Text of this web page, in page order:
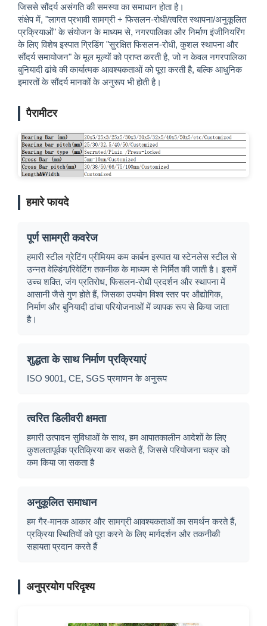
जिससे सौंदर्य असंगति की समस्या का समाधान होता है।
संक्षेप में, "लागत प्रभावी सामग्री + फिसलन-रोधी/त्वरित स्थापना/अनुकूलित
प्रक्रियाओं" के संयोजन के माध्यम से, नगरपालिका और निर्माण इंजीनियरिंग
के लिए विशेष इस्पात ग्रिडिंग "सुरक्षित फिसलन-रोधी, कुशल स्थापना और
सौंदर्य समायोजन" के मूल मूल्यों को प्राप्त करती है, जो न केवल नगरपालिका
बुनियादी ढांचे की कार्यात्मक आवश्यकताओं को पूरा करती है, बल्कि आधुनिक
इमारतों के सौंदर्य मानकों के अनुरूप भी होती है।
पैरामीटर
हमारे फायदे
पूर्ण सामग्री कवरेज
हमारी स्टील ग्रेटिंग प्रीमियम कम कार्बन इस्पात या स्टेनलेस स्टील से
उन्नत वेल्डिंग/रिवेटिंग तकनीक के माध्यम से निर्मित की जाती है। इसमें
उच्च शक्ति, जंग प्रतिरोध, फिसलन-रोधी प्रदर्शन और स्थापना में
आसानी जैसे गुण होते हैं, जिसका उपयोग विश्व स्तर पर औद्योगिक,
निर्माण और बुनियादी ढांचा परियोजनाओं में व्यापक रूप से किया जाता
है।
शुद्धता के साथ निर्माण प्रक्रियाएं
ISO 9001, CE, SGS प्रमाणन के अनुरूप
त्वरित डिलीवरी क्षमता
हमारी उत्पादन सुविधाओं के साथ, हम आपातकालीन आदेशों के लिए
कुशलतापूर्वक प्रतिक्रिया कर सकते हैं, जिससे परियोजना चक्र को
कम किया जा सकता है
अनुकूलित समाधान
हम गैर-मानक आकार और सामग्री आवश्यकताओं का समर्थन करते हैं,
प्रक्रिया स्थितियों को पूरा करने के लिए मार्गदर्शन और तकनीकी
सहायता प्रदान करते हैं
अनुप्रयोग परिदृश्य